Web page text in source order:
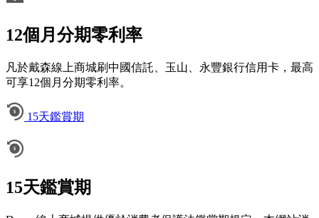
12個月分期零利率
凡於戴森線上商城刷中國信託、玉山、永豐銀行信用卡，最高
可享12個月分期零利率。
15天鑑賞期
15天鑑賞期